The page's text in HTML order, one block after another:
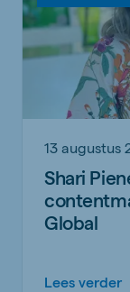
13 augustus
Shari
Global
Lees verder